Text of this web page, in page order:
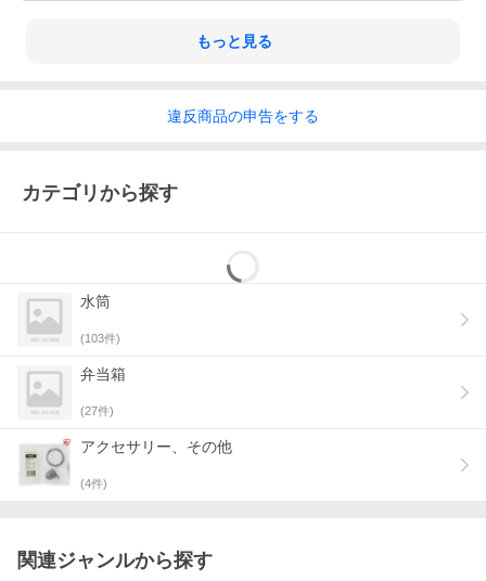
もっと見る
違反商品の申告をする
カテゴリから探す
水筒
(103件)
弁当箱
(27件)
アクセサリー、その他
(4件)
関連ジャンルから探す